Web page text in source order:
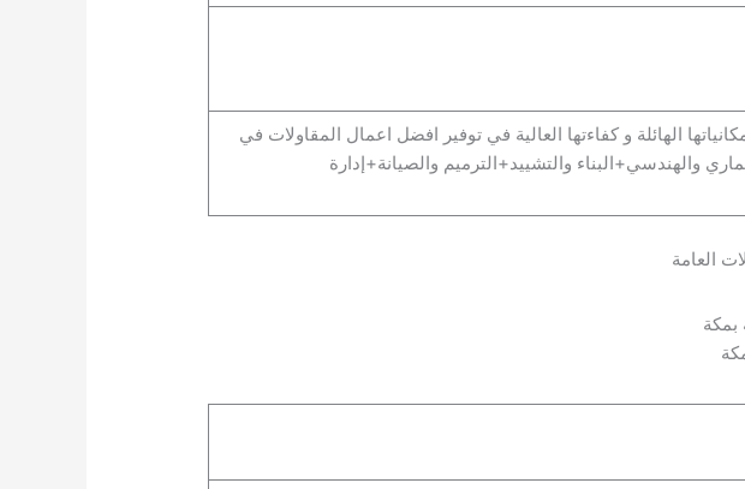
الهائلة و كفاءتها العالية في توفير افضل اعمال المقاولات في
والتشييد+الترميم والصيانة+إدارة